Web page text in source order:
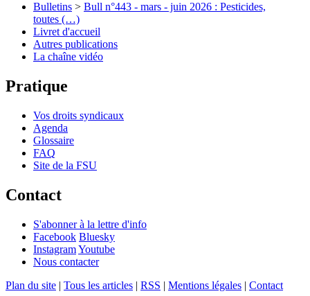
Bulletins > Bull n°443 - mars - juin 2026 : Pesticides,
toutes (…)
Livret d'accueil
Autres publications
La chaîne vidéo
Pratique
Vos droits syndicaux
Agenda
Glossaire
FAQ
Site de la FSU
Contact
S'abonner à la lettre d'info
Facebook Bluesky
InstagramYoutube
Nous contacter
Plan du site | Tous les articles | RSS | Mentions légales | Contact